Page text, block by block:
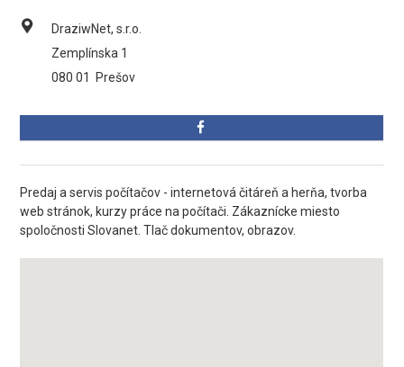
DraziwNet, s.r.o.
Zemplínska 1
080 01
Prešov
Predaj a servis počítačov - internetová čitáreň a herňa, tvorba
web stránok, kurzy práce na počítači. Zákaznícke miesto
spoločnosti Slovanet. Tlač dokumentov, obrazov.